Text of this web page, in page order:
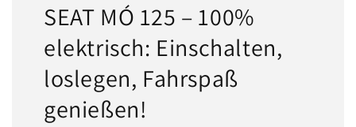
SEAT MÓ 125 – 100%
elektrisch: Einschalten,
loslegen, Fahrspaß
genießen!